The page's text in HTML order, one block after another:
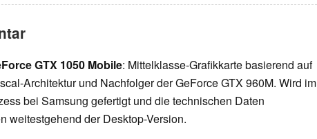
GTX 1050 Mobile: Mittelklasse-Grafikkarte basierend auf
Architektur und Nachfolger der GeForce GTX 960M. Wird im
bei Samsung gefertigt und die technischen Daten
weitestgehend der Desktop-Version.